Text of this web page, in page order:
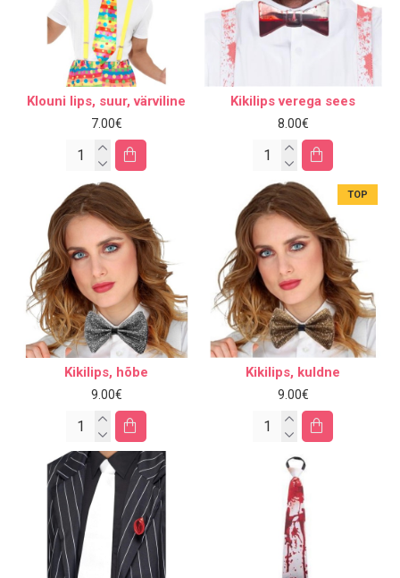
Klouni lips, suur, värviline
7.00€
Kikilips verega sees
8.00€
Kikilips, hõbe
9.00€
TOP
Kikilips, kuldne
9.00€